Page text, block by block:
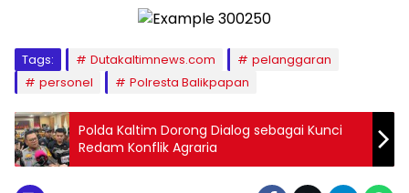
Tags: Dutakaltimnews.com
pelanggaran
personel
Polresta Balikpapan
Polda Kaltim Dorong Dialog sebagai Kunci
Redam Konflik Agraria